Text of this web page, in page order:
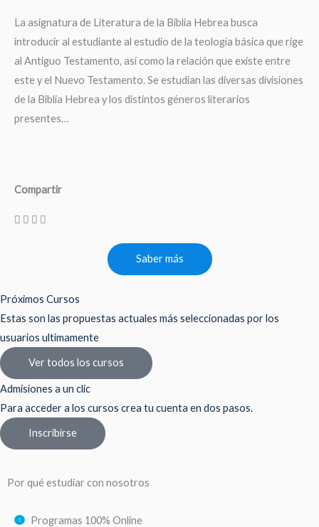
La asignatura de Literatura de la Biblia Hebrea busca
introducir al estudiante al estudio de la teología básica que rige
al Antiguo Testamento, así como la relación que existe entre
este y el Nuevo Testamento. Se estudian las diversas divisiones
de la Biblia Hebrea y los distintos géneros literarios
presentes…
Compartir
Saber más
Próximos Cursos
Estas son las propuestas actuales más seleccionadas por los
usuarios ultimamente
Ver todos los cursos
Admisiones a un clic
Para acceder a los cursos crea tu cuenta en dos pasos.
Inscribirse
Por qué estudiar con nosotros
Programas 100% Online